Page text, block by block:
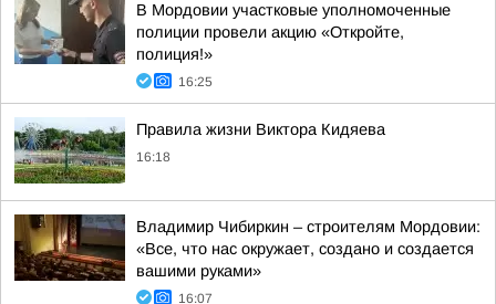
В Мордовии участковые уполномоченные
полиции провели акцию «Откройте,
полиция!»
16:25
Правила жизни Виктора Кидяева
16:18
Владимир Чибиркин – строителям Мордовии:
«Все, что нас окружает, создано и создается
вашими руками»
16:07